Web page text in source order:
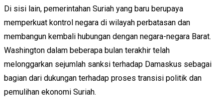
Di sisi lain, pemerintahan Suriah yang baru berupaya
memperkuat kontrol negara di wilayah perbatasan dan
membangun kembali hubungan dengan negara-negara Barat.
Washington dalam beberapa bulan terakhir telah
melonggarkan sejumlah sanksi terhadap Damaskus sebagai
bagian dari dukungan terhadap proses transisi politik dan
pemulihan ekonomi Suriah.